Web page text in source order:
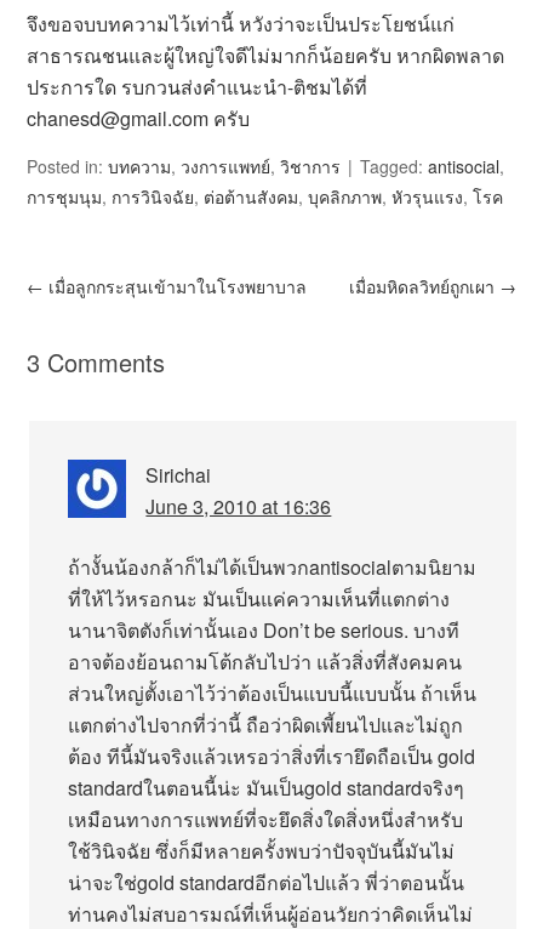
จึงขอจบบทความไว้เท่านี้ หวังว่าจะเป็นประโยชน์แก่
สาธารณชนและผู้ใหญ่ใจดีไม่มากก็น้อยครับ หากผิดพลาด
ประการใด รบกวนส่งคำแนะนำ-ติชมได้ที่
chanesd@gmail.com ครับ
Posted in:บทความ, วงการแพทย์,วิชาการ Tagged:antisocial,
การชุมนุม, การวินิจฉัย, ต่อต้านสังคม,บุคลิกภาพ,หัวรุนแรง,โรค
← เมื่อลูกกระสุนเข้ามาในโรงพยาบาล เมื่อมหิดลวิทย์ถูกเผา →
3 Comments
Sirichai
June 3, 2010 at 16:36
ถ้างั้นน้องกล้าก็ไม่ได้เป็นพวกantisocialตามนิยาม
ที่ให้ไว้หรอกนะ มันเป็นแค่ความเห็นที่แตกต่าง
นานาจิตตังก็เท่านั้นเอง Don’t be serious. บางที
อาจต้องย้อนถามโต้กลับไปว่า แล้วสิ่งที่สังคมคน
ส่วนใหญ่ตั้งเอาไว้ว่าต้องเป็นแบบนี้แบบนั้น ถ้าเห็น
แตกต่างไปจากที่ว่านี้ ถือว่าผิดเพี้ยนไปและไม่ถูก
ต้อง ทีนี้มันจริงแล้วเหรอว่าสิ่งที่เรายึดถือเป็น gold
standardในตอนนี้น่ะ มันเป็นgold standardจริงๆ
เหมือนทางการแพทย์ที่จะยึดสิ่งใดสิ่งหนึ่งสำหรับ
ใช้วินิจฉัย ซึ่งก็มีหลายครั้งพบว่าปัจจุบันนี้มันไม่
น่าจะใช่gold standardอีกต่อไปแล้ว พี่ว่าตอนนั้น
ท่านคงไม่สบอารมณ์ที่เห็นผู้อ่อนวัยกว่าคิดเห็นไม่